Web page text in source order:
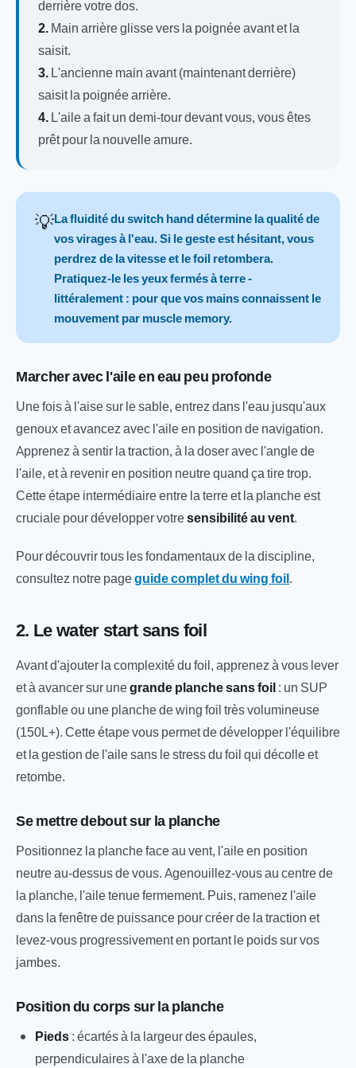
derrière votre dos.
2.Main arrière glisse vers la poignée avant et la
saisit.
3.L'ancienne main avant (maintenant derrière)
saisit la poignée arrière.
4.L'aile a fait un demi-tour devant vous, vous êtes
prêt pour la nouvelle amure.
💡La fluidité du switch hand détermine la qualité de
vos virages à l'eau. Si le geste est hésitant, vous
perdrez de la vitesse et le foil retombera.
Pratiquez-le les yeux fermés à terre -
littéralement : pour que vos mains connaissent le
mouvement par muscle memory.
Marcher avec l'aile en eau peu profonde
Une fois à l'aise sur le sable, entrez dans l'eau jusqu'aux
genoux et avancez avec l'aile en position de navigation.
Apprenez à sentir la traction, à la doser avec l'angle de
l'aile, et à revenir en position neutre quand ça tire trop.
Cette étape intermédiaire entre la terre et la planche est
cruciale pour développer votresensibilité au vent.
Pour découvrir tous les fondamentaux de la discipline,
consultez notre pageguide complet du wing foil.
2. Le water start sans foil
Avant d'ajouter la complexité du foil, apprenez à vous lever
et à avancer sur unegrande planche sans foil: un SUP
gonflable ou une planche de wing foil très volumineuse
(150L+). Cette étape vous permet de développer l'équilibre
et la gestion de l'aile sans le stress du foil qui décolle et
retombe.
Se mettre debout sur la planche
Positionnez la planche face au vent, l'aile en position
neutre au-dessus de vous. Agenouillez-vous au centre de
la planche, l'aile tenue fermement. Puis, ramenez l'aile
dans la fenêtre de puissance pour créer de la traction et
levez-vous progressivement en portant le poids sur vos
jambes.
Position du corps sur la planche
Pieds: écartés à la largeur des épaules,
perpendiculaires à l'axe de la planche